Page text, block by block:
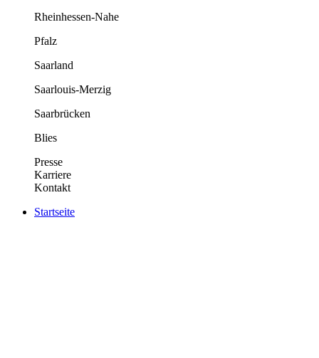
Rheinhessen-Nahe
Pfalz
Saarland
Saarlouis-Merzig
Saarbrücken
Blies
Presse
Karriere
Kontakt
Startseite